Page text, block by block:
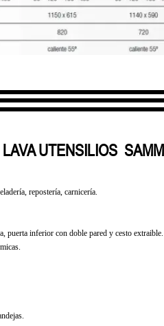
LAVA UTENSILIOS
repostería, carnicería.
puerta inferior con doble pared y cesto extraible.